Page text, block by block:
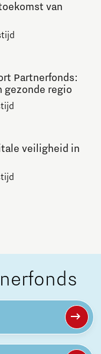
van
Partnerfonds:
gezonde regio
veiligheid in